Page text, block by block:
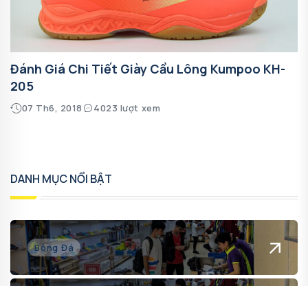
Đánh Giá Chi Tiết Giày Cầu Lông Kumpoo KH-
205
07 Th6, 2018 4023 lượt xem
DANH MỤC NỔI BẬT
Bóng Đá